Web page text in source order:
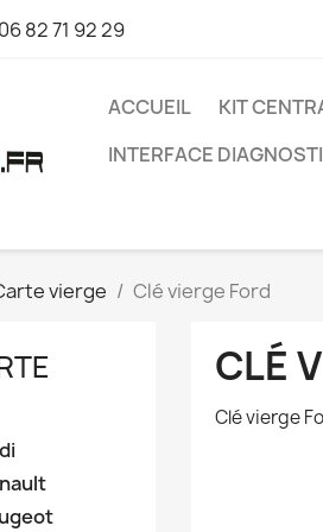
06 82 71 92 29
ACCUEIL KIT
INTERFACE
vierge Clé vierge Ford
CLÉ
Clé vierge